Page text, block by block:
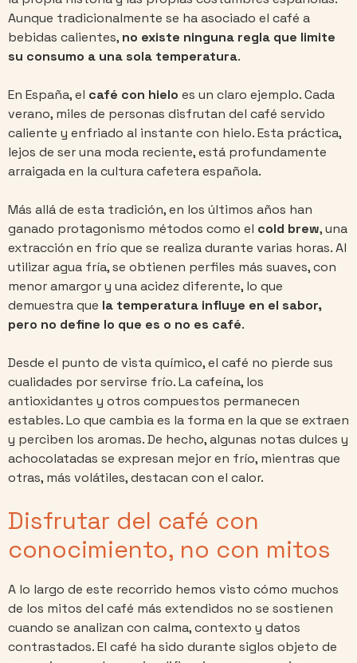
Aunque tradicionalmente se ha asociado el café a
bebidas calientes, no existe ninguna regla que limite
su consumo a una sola temperatura.
En España, el café con hielo es un claro ejemplo. Cada
verano, miles de personas disfrutan del café servido
caliente y enfriado al instante con hielo. Esta práctica,
lejos de ser una moda reciente, está profundamente
arraigada en la cultura cafetera española.
Más allá de esta tradición, en los últimos años han
ganado protagonismo métodos como el cold brew, una
extracción en frío que se realiza durante varias horas. Al
utilizar agua fría, se obtienen perfiles más suaves, con
menor amargor y una acidez diferente, lo que
demuestra que la temperatura influye en el sabor,
pero no define lo que es o no es café.
Desde el punto de vista químico, el café no pierde sus
cualidades por servirse frío. La cafeína, los
antioxidantes y otros compuestos permanecen
estables. Lo que cambia es la forma en la que se extraen
y perciben los aromas. De hecho, algunas notas dulces y
achocolatadas se expresan mejor en frío, mientras que
otras, más volátiles, destacan con el calor.
Disfrutar del café con
conocimiento, no con mitos
A lo largo de este recorrido hemos visto cómo muchos
de los mitos del café más extendidos no se sostienen
cuando se analizan con calma, contexto y datos
contrastados. El café ha sido durante siglos objeto de